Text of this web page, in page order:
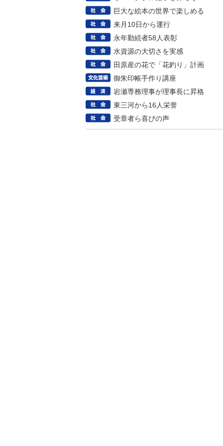
巨大な絵本の世界で楽しめる
来月10日から運行
永年勤続者58人表彰
水資源の大切さを実感
田原産の花で「花釣り」計画
御朱印帳手作り講座
岩瀬専務理事が理事長に昇格
東三河から16人栄誉
受章者ら喜びの声